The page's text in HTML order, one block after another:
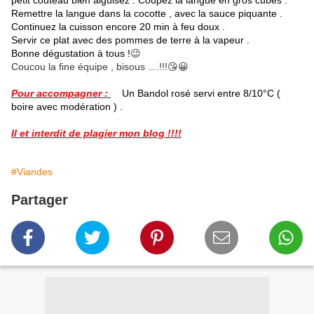
Remettre la langue dans la cocotte , avec la sauce piquante .
Continuez la cuisson encore 20 min à feu doux .
Servir ce plat avec des pommes de terre à la vapeur .
Bonne dégustation à tous !😉
Coucou la fine équipe , bisous ....!!!😘😀
Pour accompagner :
Un Bandol rosé servi entre 8/10°C (
boire avec modération ) .
Il et interdit de plagier mon blog !!!!
#Viandes
Partager